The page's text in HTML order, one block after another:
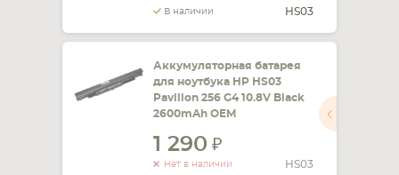
В наличии HS03
Аккумуляторная батарея
для ноутбука HP HS03
Pavilion 256 G4 10.8V Black
2600mAh OEM
1 290
Нет в наличии HS03